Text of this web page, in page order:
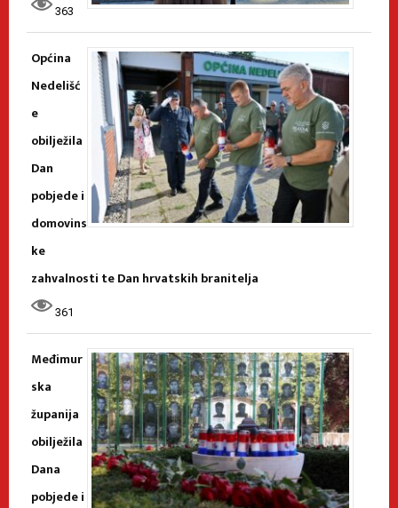
363
Općina
Nedelišć
e
obilježila
Dan
pobjede i
domovins
ke
zahvalnosti te Dan hrvatskih branitelja
361
Međimur
ska
županija
obilježila
Dana
pobjede i